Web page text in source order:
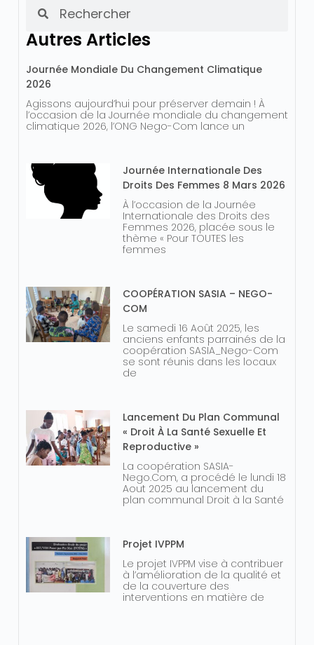
Autres Articles
Journée Mondiale Du Changement Climatique
2026
Agissons aujourd’hui pour préserver demain ! À
l’occasion de la Journée mondiale du changement
climatique 2026, l’ONG Nego-Com lance un
Journée Internationale Des
Droits Des Femmes 8 Mars 2026
À l’occasion de la Journée
Internationale des Droits des
Femmes 2026, placée sous le
thème « Pour TOUTES les
femmes
COOPÉRATION SASIA – NEGO-
COM
Le samedi 16 Août 2025, les
anciens enfants parrainés de la
coopération SASIA_Nego-Com
se sont réunis dans les locaux
de
Lancement Du Plan Communal
« Droit À La Santé Sexuelle Et
Reproductive »
La coopération SASIA-
Nego.Com, a procédé le lundi 18
Aout 2025 au lancement du
plan communal Droit à la Santé
Projet IVPPM
Le projet IVPPM vise à contribuer
à l’amélioration de la qualité et
de la couverture des
interventions en matière de